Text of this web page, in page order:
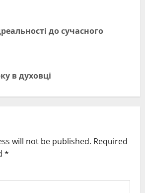
до сучасного
в духовці
will not be published. Required
*